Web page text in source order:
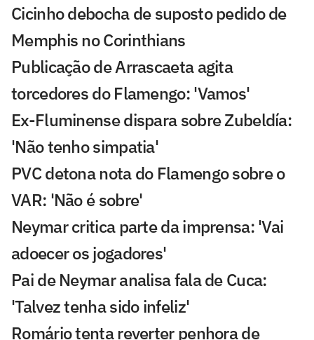
Cicinho debocha de suposto pedido de
Memphis no Corinthians
Publicação de Arrascaeta agita
torcedores do Flamengo: 'Vamos'
Ex-Fluminense dispara sobre Zubeldía:
'Não tenho simpatia'
PVC detona nota do Flamengo sobre o
VAR: 'Não é sobre'
Neymar critica parte da imprensa: 'Vai
adoecer os jogadores'
Pai de Neymar analisa fala de Cuca:
'Talvez tenha sido infeliz'
Romário tenta reverter penhora de